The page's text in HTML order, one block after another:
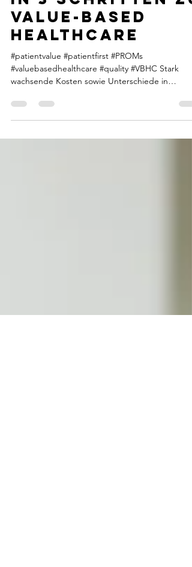
Elvira Häusler
8 mai 2020
3 min de lecture
In 3 Schritten zu
value-based
healthcare
#patientvalue #patientfirst #PROMs
#valuebasedhealthcare #quality #VBHC Stark